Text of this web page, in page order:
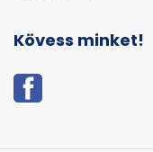
Kövess minket!